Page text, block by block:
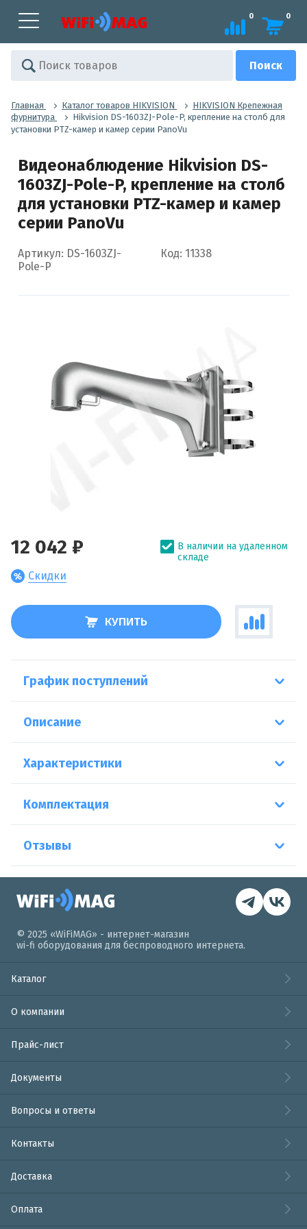
0 0
Главная Каталог товаров HIKVISION
HIKVISION Крепежная
фурнитура
Hikvision DS-1603ZJ-Pole-P, крепление на столб для
установки PTZ-камер и камер серии PanoVu
Видеонаблюдение Hikvision DS-
1603ZJ-Pole-P, крепление на столб
для установки PTZ-камер и камер
серии PanoVu
Артикул: DS-1603ZJ-
Pole-P
Код: 11338
12 042 ₽
Скидки
В наличии на удаленном
складе
КУПИТЬ
График поступлений
Описание
Характеристики
Комплектация
Отзывы
© 2025 «WiFiMAG» - интернет-магазин
wi-fi оборудования для беспроводного интернета.
Каталог
О компании
Прайс-лист
Документы
Вопросы и ответы
Контакты
Доставка
Оплата